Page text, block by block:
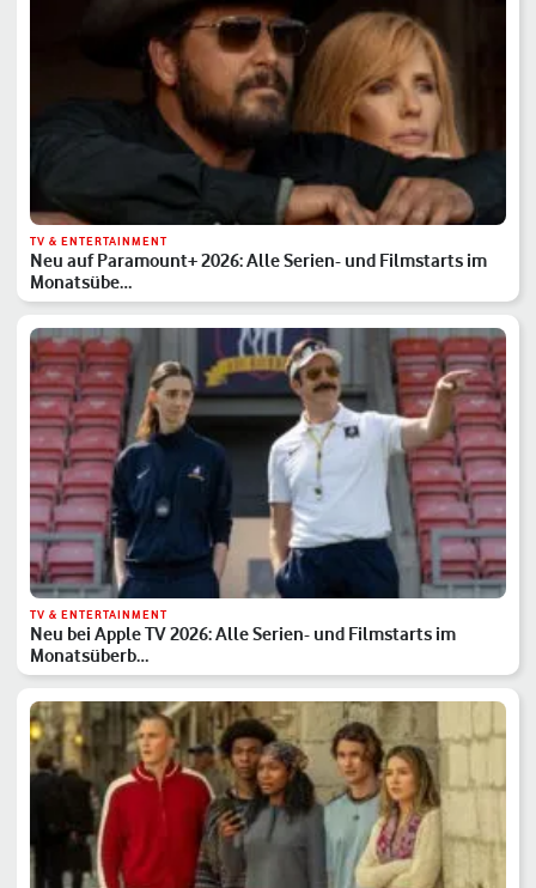
TV & ENTERTAINMENT
Neu auf Paramount+ 2026: Alle Serien- und Filmstarts im
Monatsübe…
TV & ENTERTAINMENT
Neu bei Apple TV 2026: Alle Serien- und Filmstarts im
Monatsüberb…